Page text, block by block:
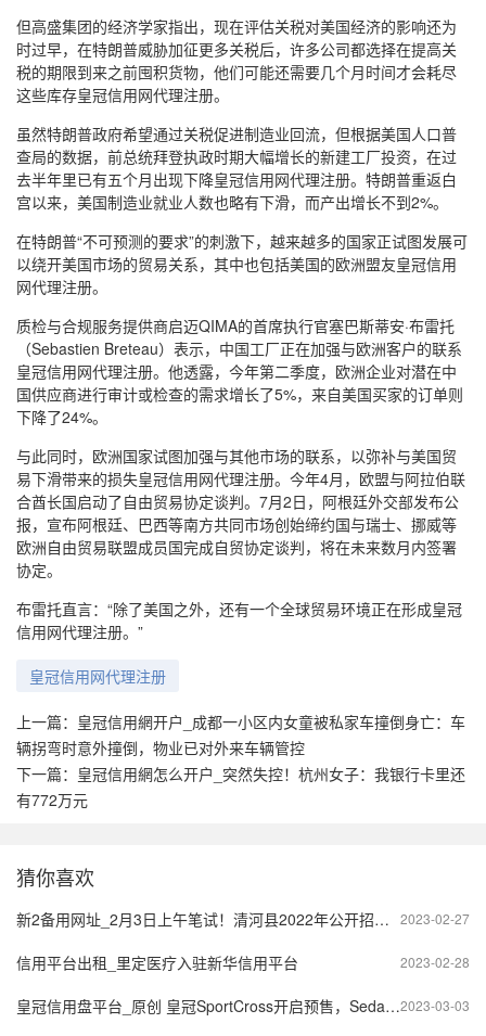
但高盛集团的经济学家指出，现在评估关税对美国经济的影响还为
时过早，在特朗普威胁加征更多关税后，许多公司都选择在提高关
税的期限到来之前囤积货物，他们可能还需要几个月时间才会耗尽
这些库存皇冠信用网代理注册。
虽然特朗普政府希望通过关税促进制造业回流，但根据美国人口普
查局的数据，前总统拜登执政时期大幅增长的新建工厂投资，在过
去半年里已有五个月出现下降皇冠信用网代理注册。特朗普重返白
宫以来，美国制造业就业人数也略有下滑，而产出增长不到2%。
在特朗普“不可预测的要求”的刺激下，越来越多的国家正试图发展可
以绕开美国市场的贸易关系，其中也包括美国的欧洲盟友皇冠信用
网代理注册。
质检与合规服务提供商启迈QIMA的首席执行官塞巴斯蒂安·布雷托
（Sebastien Breteau）表示，中国工厂正在加强与欧洲客户的联系
皇冠信用网代理注册。他透露，今年第二季度，欧洲企业对潜在中
国供应商进行审计或检查的需求增长了5%，来自美国买家的订单则
下降了24%。
与此同时，欧洲国家试图加强与其他市场的联系，以弥补与美国贸
易下滑带来的损失皇冠信用网代理注册。今年4月，欧盟与阿拉伯联
合酋长国启动了自由贸易协定谈判。7月2日，阿根廷外交部发布公
报，宣布阿根廷、巴西等南方共同市场创始缔约国与瑞士、挪威等
欧洲自由贸易联盟成员国完成自贸协定谈判，将在未来数月内签署
协定。
布雷托直言：“除了美国之外，还有一个全球贸易环境正在形成皇冠
信用网代理注册。”
皇冠信用网代理注册
上一篇： 皇冠信用網开户_成都一小区内女童被私家车撞倒身亡：车
辆拐弯时意外撞倒，物业已对外来车辆管控
下一篇： 皇冠信用網怎么开户_突然失控！杭州女子：我银行卡里还
有772万元
猜你喜欢
2023-02-27
新2备用网址_2月3日上午笔试！清河县2022年公开招聘社区工作者！
2023-02-28
信用平台出租_里定医疗入驻新华信用平台
2023-03-03
皇冠信用盘平台_原创 皇冠SportCross开启预售，Sedan车型亮相，一汽丰田焕新进阶